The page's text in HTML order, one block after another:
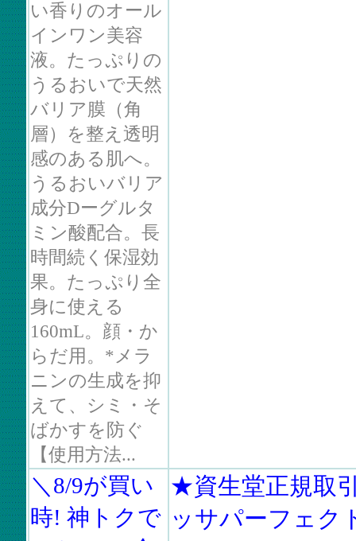
い香りのオール
インワン美容
液。たっぷりの
うるおいで天然
バリア膜（角
層）を整え透明
感のある肌へ。
うるおいバリア
成分Dーグルタ
ミン酸配合。長
時間続く保湿効
果。たっぷり全
身に使える
160mL。顔・か
らだ用。*メラ
ニンの生成を抑
えて、シミ・そ
ばかすを防ぐ
【使用方法...
＼8/9が買い
時! 神トクで
★資生堂正規取
ッサパーフェク